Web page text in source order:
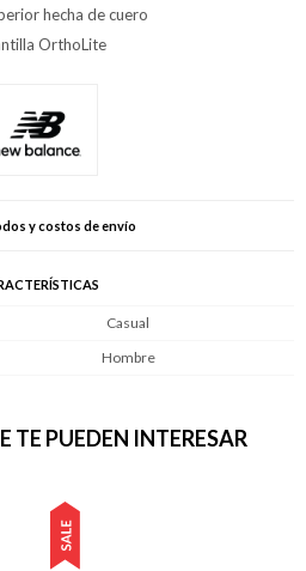
hecha de cuero
OrthoLite
y costos de envío
Casual
Hombre
TE PUEDEN INTERESAR